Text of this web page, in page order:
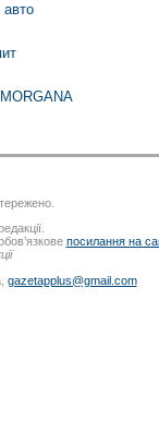
авто
посилання на
gazetapplus@gmail.com